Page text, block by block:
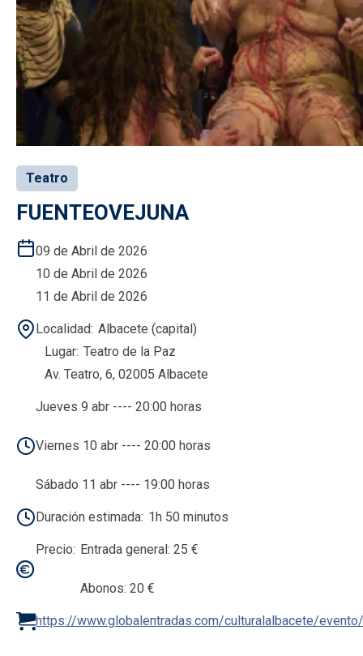
Teatro
FUENTEOVEJUNA
09 de Abril de 2026
10 de Abril de 2026
11 de Abril de 2026
Localidad Albacete (capital)
Lugar Teatro de la Paz
Av. Teatro, 6, 02005 Albacete
Jueves 9 abr ---- 20:00 horas
Viernes 10 abr ---- 20:00 horas
Sábado 11 abr ---- 19:00 horas
Duración estimada 1h 50 minutos
Precio Entrada general: 25 €
Abonos: 20 €
https://www.globalentradas.com/culturalalbacete/